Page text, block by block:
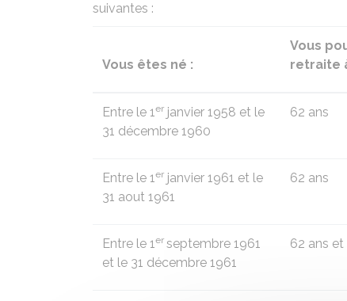
suivantes :
Vous êtes né :
Vous
retraite
Entre le 1er janvier 1958 et le
31 décembre 1960
62 ans
Entre le 1er janvier 1961 et le
31 aout 1961
62 ans
Entre le 1er septembre 1961
et le 31 décembre 1961
62 ans et